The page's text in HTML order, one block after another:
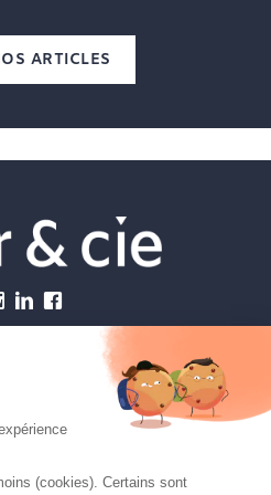
ARTICLES
vétérinaires
nous